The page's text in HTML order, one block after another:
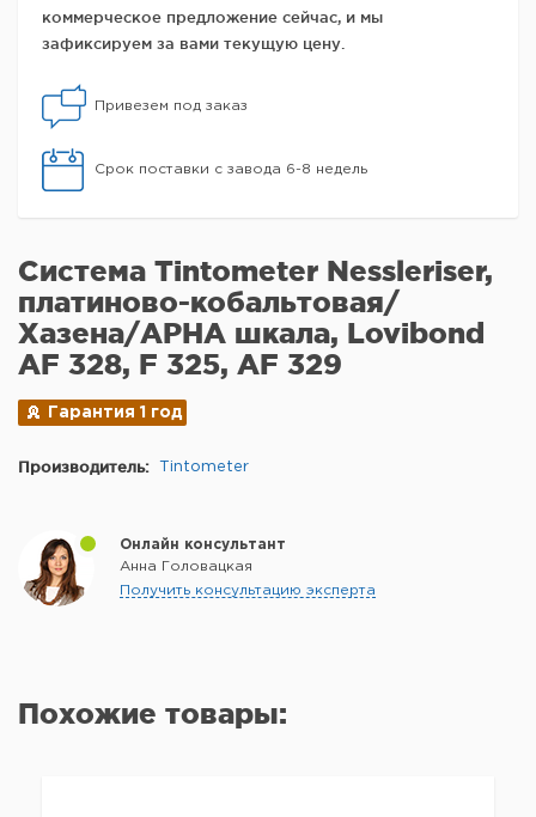
коммерческое предложение сейчас, и мы
зафиксируем за вами текущую цену.
Привезем под заказ
Срок поставки с завода 6-8 недель
Система Tintometer Nessleriser,
платиново-кобальтовая/
Хазена/APHA шкала, Lovibond
AF 328, F 325, AF 329
Гарантия 1 год
Производитель: Tintometer
Онлайн консультант
Анна Головацкая
Получить консультацию эксперта
Похожие товары: